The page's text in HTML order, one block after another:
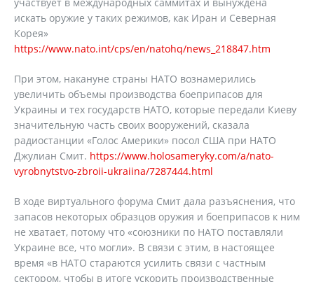
искать оружие у таких режимов, как Иран и Северная
Корея»
https://www.nato.int/cps/en/natohq/news_218847.htm
При этом, накануне страны НАТО вознамерились
увеличить объемы производства боеприпасов для
Украины и тех государств НАТО, которые передали Киеву
значительную часть своих вооружений, сказала
радиостанции «Голос Америки» посол США при НАТО
Джулиан Смит. https://www.holosameryky.com/a/nato-
vyrobnytstvo-zbroii-ukraiina/7287444.html
В ходе виртуального форума Смит дала разъяснения, что
запасов некоторых образцов оружия и боеприпасов к ним
не хватает, потому что «союзники по НАТО поставляли
Украине все, что могли». В связи с этим, в настоящее
время «в НАТО стараются усилить связи с частным
сектором, чтобы в итоге ускорить производственные